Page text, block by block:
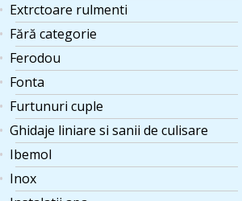
Extrctoare rulmenti
Fără categorie
Ferodou
Fonta
Furtunuri cuple
Ghidaje liniare si sanii de culisare
Ibemol
Inox